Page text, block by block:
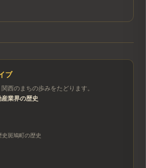
ブ
西のまちの歩みをたどります。
業界の歴史
史斑鳩町の歴史